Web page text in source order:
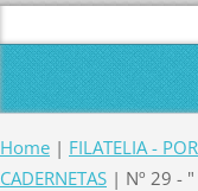
Home | FILATELIA -
CADERNETAS | Nº 29 - "